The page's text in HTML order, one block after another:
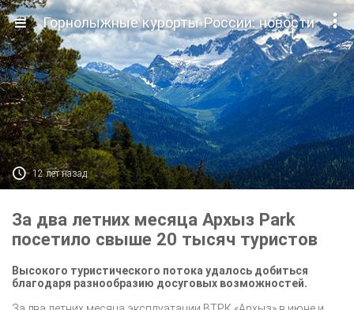

Горнолыжные курорты России: новости
 12 лет назад
За два летних месяца Архыз Park
посетило свыше 20 тысяч туристов
Высокого туристического потока удалось добиться
благодаря разнообразию досуговых возможностей.